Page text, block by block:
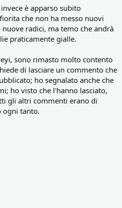
è apparso subito
che non ha messo nuovi
radici, ma temo che andrà
praticamente gialle.
sono rimasto molto contento
di lasciare un commento che
ho segnalato anche che
ho visto che l'hanno lasciato,
gli altri commenti erano di
ogni tanto.